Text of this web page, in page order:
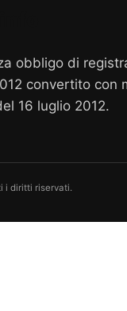
obbligo di
convertito con
16 luglio 2012.
i diritti riservati.